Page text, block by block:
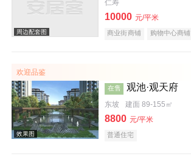
效果图
仁寿
10000 元/平米
商业街商铺 购物中心商铺
欢迎品鉴
在售 观池·观天府
东坡 建面 89-155㎡
8800 元/平米
普通住宅